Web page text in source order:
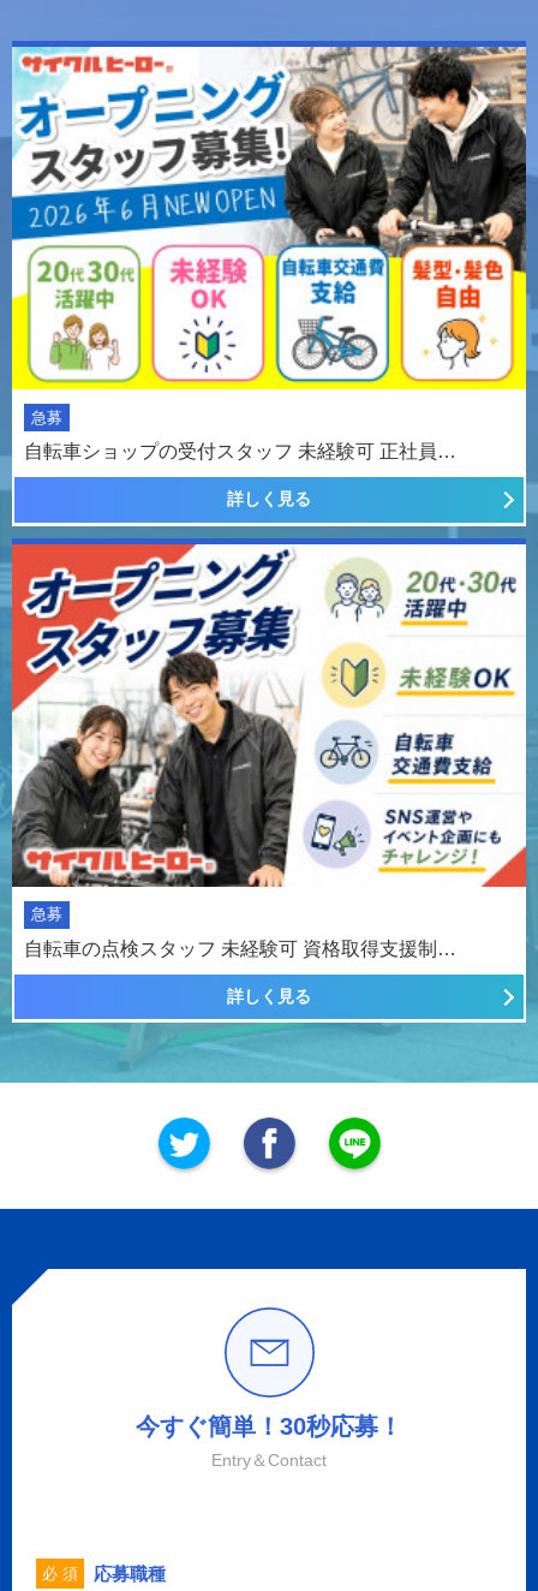
急募
自転車ショップの受付スタッフ 未経験可 正社員…
詳しく見る
急募
自転車の点検スタッフ 未経験可 資格取得支援制…
詳しく見る
今すぐ簡単！30秒応募！
Entry＆Contact
必 須 応募職種